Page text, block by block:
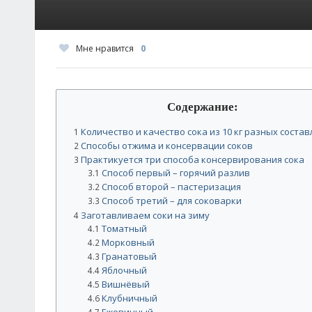
Мне нравится 0
Содержание:
1 Количество и качество сока из 10 кг разных
2 Способы отжима и консервации соков
3 Практикуется три способа консервирования сока
3.1 Способ первый – горячий разлив
3.2 Способ второй – пастеризация
3.3 Способ третий – для соковарки
4 Заготавливаем соки на зиму
4.1 Томатный
4.2 Морковный
4.3 Гранатовый
4.4Яблочный
4.5 Вишнёвый
4.6Клубничный